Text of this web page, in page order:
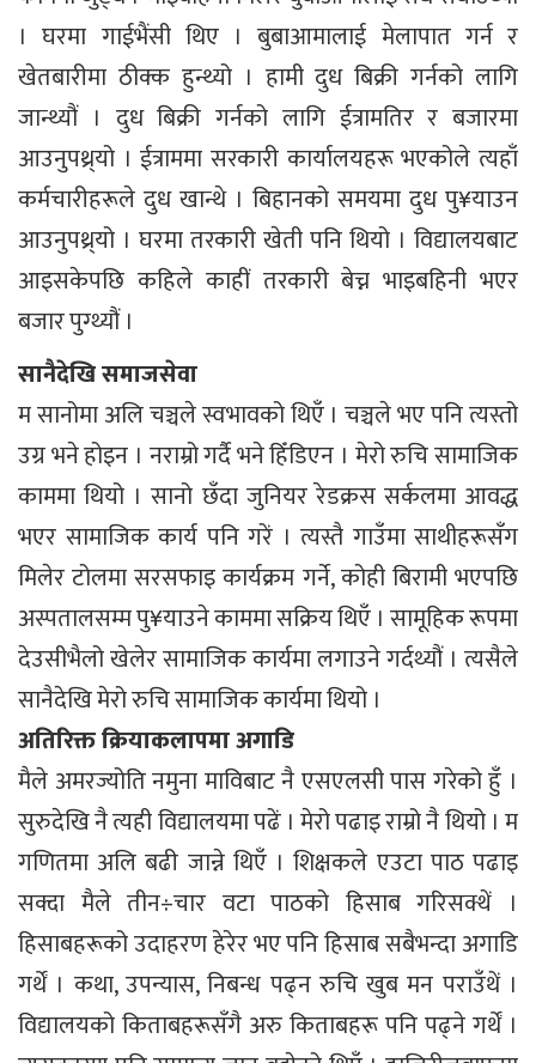
। घरमा गाईभैंसी थिए । बुबाआमालाई मेलापात गर्न र
खेतबारीमा ठीक्क हुन्थ्यो । हामी दुध बिक्री गर्नको लागि
जान्थ्यौं । दुध बिक्री गर्नको लागि ईत्रामतिर र बजारमा
आउनुपथ्र्यो । ईत्राममा सरकारी कार्यालयहरू भएकोले त्यहाँ
कर्मचारीहरूले दुध खान्थे । बिहानको समयमा दुध पु¥याउन
आउनुपथ्र्यो । घरमा तरकारी खेती पनि थियो । विद्यालयबाट
आइसकेपछि कहिले काहीं तरकारी बेच्न भाइबहिनी भएर
बजार पुग्थ्यौं ।
सानैदेखि समाजसेवा
म सानोमा अलि चञ्चले स्वभावको थिएँ । चञ्चले भए पनि त्यस्तो
उग्र भने होइन । नराम्रो गर्दै भने हिँडिएन । मेरो रुचि सामाजिक
काममा थियो । सानो छँदा जुनियर रेडक्रस सर्कलमा आवद्ध
भएर सामाजिक कार्य पनि गरें । त्यस्तै गाउँमा साथीहरूसँग
मिलेर टोलमा सरसफाइ कार्यक्रम गर्ने, कोही बिरामी भएपछि
अस्पतालसम्म पु¥याउने काममा सक्रिय थिएँ । सामूहिक रूपमा
देउसीभैलो खेलेर सामाजिक कार्यमा लगाउने गर्दथ्यौं । त्यसैले
सानैदेखि मेरो रुचि सामाजिक कार्यमा थियो ।
अतिरिक्त क्रियाकलापमा अगाडि
मैले अमरज्योति नमुना माविबाट नै एसएलसी पास गरेको हुँ ।
सुरुदेखि नै त्यही विद्यालयमा पढें । मेरो पढाइ राम्रो नै थियो । म
गणितमा अलि बढी जान्ने थिएँ । शिक्षकले एउटा पाठ पढाइ
सक्दा मैले तीन÷चार वटा पाठको हिसाब गरिसक्थें ।
हिसाबहरूको उदाहरण हेरेर भए पनि हिसाब सबैभन्दा अगाडि
गर्थें । कथा, उपन्यास, निबन्ध पढ्न रुचि खुब मन पराउँथें ।
विद्यालयको किताबहरूसँगै अरु किताबहरू पनि पढ्ने गर्थें ।